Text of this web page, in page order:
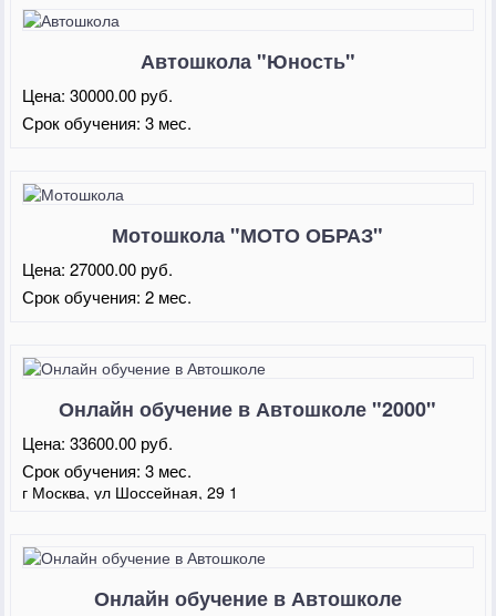
Автошкола "Юность"
Цена:30000.00 руб.
Срок обучения:3 мес.
Мотошкола "МОТО ОБРАЗ"
Цена:27000.00 руб.
Срок обучения:2 мес.
Онлайн обучение в Автошколе "2000"
Цена:33600.00 руб.
Срок обучения:3 мес.
г Москва, ул Шоссейная, 29 1
Онлайн обучение в Автошколе